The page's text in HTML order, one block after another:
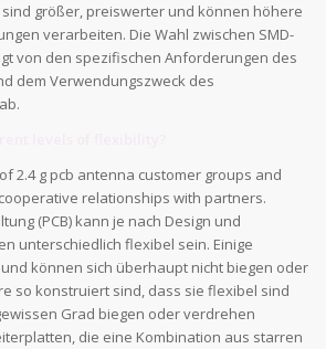
sind größer, preiswerter und können höhere
verarbeiten. Die Wahl zwischen SMD-
von den spezifischen Anforderungen des
dem Verwendungszweck des
2.4 g pcb antenna customer groups and
relationships with partners.
(PCB) kann je nach Design und
unterschiedlich flexibel sein. Einige
können sich überhaupt nicht biegen oder
so konstruiert sind, dass sie flexibel sind
Grad biegen oder verdrehen
die eine Kombination aus starren